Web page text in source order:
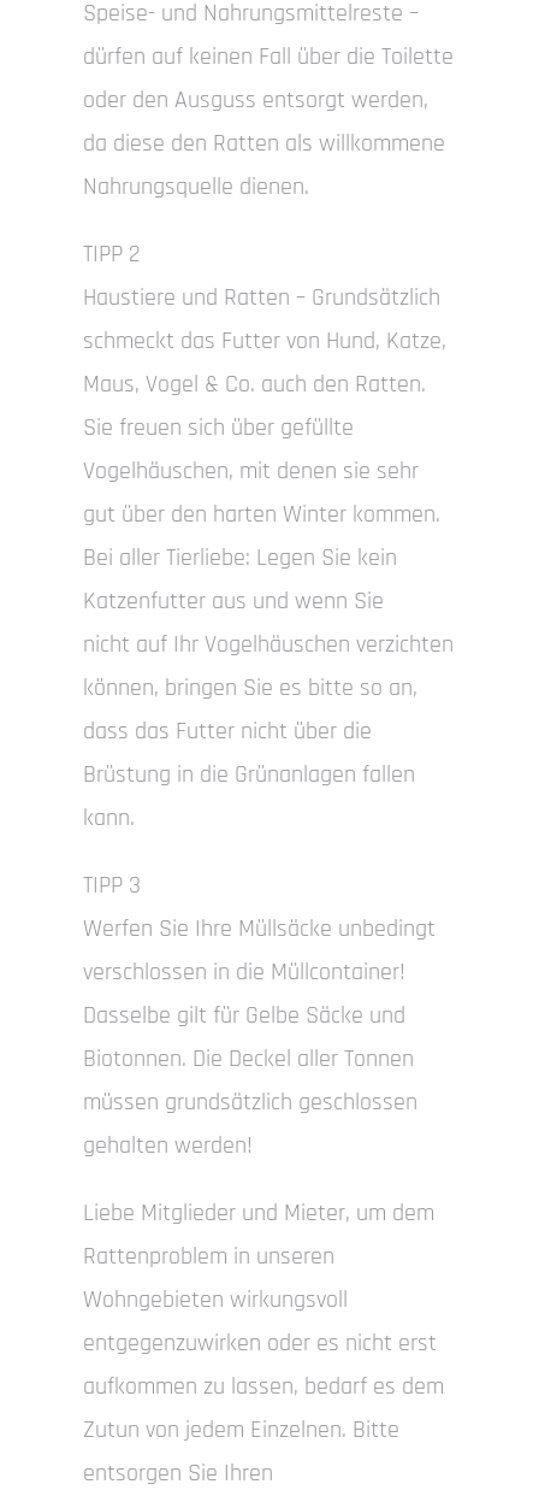
Speise- und Nahrungsmittelreste –
dürfen auf keinen Fall über die Toilette
oder den Ausguss entsorgt werden,
da diese den Ratten als willkommene
Nahrungsquelle dienen.
TIPP 2
Haustiere und Ratten – Grundsätzlich
schmeckt das Futter von Hund, Katze,
Maus, Vogel & Co. auch den Ratten.
Sie freuen sich über gefüllte
Vogelhäuschen, mit denen sie sehr
gut über den harten Winter kommen.
Bei aller Tierliebe: Legen Sie kein
Katzenfutter aus und wenn Sie
nicht auf Ihr Vogelhäuschen verzichten
können, bringen Sie es bitte so an,
dass das Futter nicht über die
Brüstung in die Grünanlagen fallen
kann.
TIPP 3
Werfen Sie Ihre Müllsäcke unbedingt
verschlossen in die Müllcontainer!
Dasselbe gilt für Gelbe Säcke und
Biotonnen. Die Deckel aller Tonnen
müssen grundsätzlich geschlossen
gehalten werden!
Liebe Mitglieder und Mieter, um dem
Rattenproblem in unseren
Wohngebieten wirkungsvoll
entgegenzuwirken oder es nicht erst
aufkommen zu lassen, bedarf es dem
Zutun von jedem Einzelnen. Bitte
entsorgen Sie Ihren